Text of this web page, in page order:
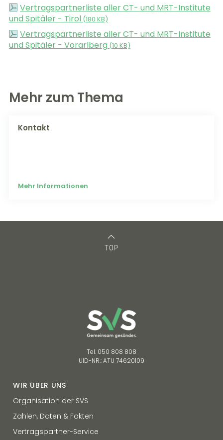
Vertragspartnerliste aller CT- und MRT-Institute
und Spitäler - Tirol(180 KB)
Vertragspartnerliste aller CT- und MRT-Institute
und Spitäler - Vorarlberg (10 KB)
Mehr zum Thema
Kontakt
Mehr Informationen
TOP
Tel. 050 808 808
UID-NR.: ATU 74620109
WIR ÜBER UNS
Organisation der SVS
Zahlen, Daten & Fakten
Vertragspartner-Service